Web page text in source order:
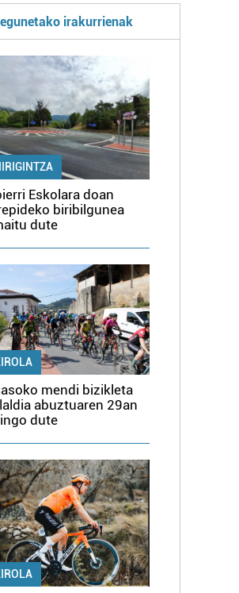
irakurrienak
Eskolara doan
biribilgunea
dute
mendi bizikleta
abuztuaren 29an
dute